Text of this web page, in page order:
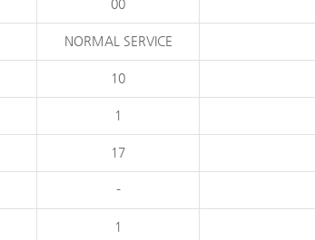
00
NORMAL SERVICE
10
1
17
-
1